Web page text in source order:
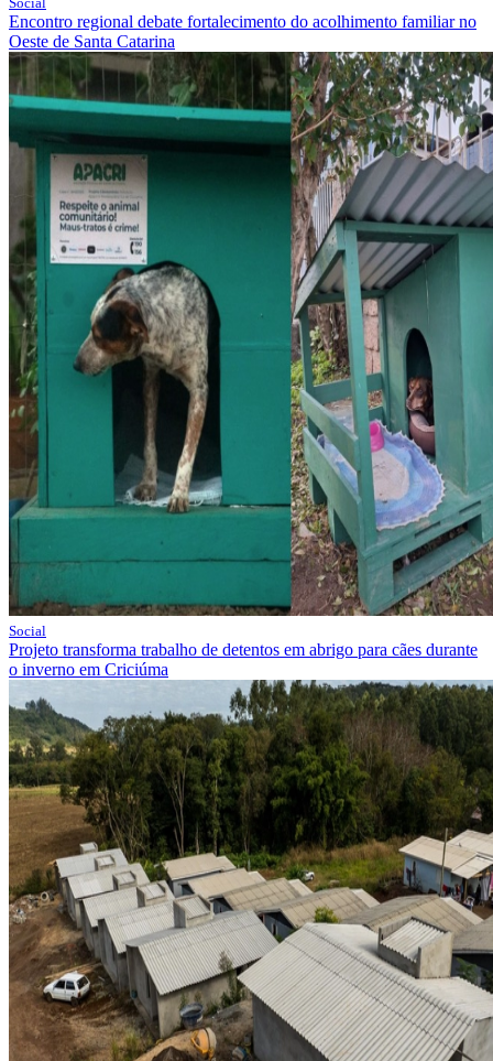
Encontro regional debate fortalecimento do acolhimento familiar no
Oeste de Santa Catarina
Social
Projeto transforma trabalho de detentos em abrigo para cães durante
o inverno em Criciúma